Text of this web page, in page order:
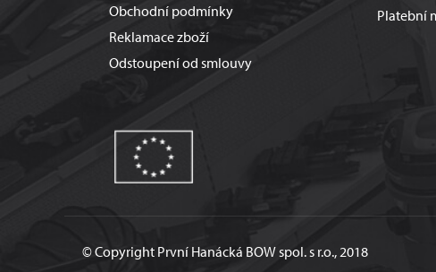
Obchodní podmínky
Reklamace zboží
Odstoupení od smlouvy
Platební
© Copyright První Hanácká BOW spol. s r.o., 2018